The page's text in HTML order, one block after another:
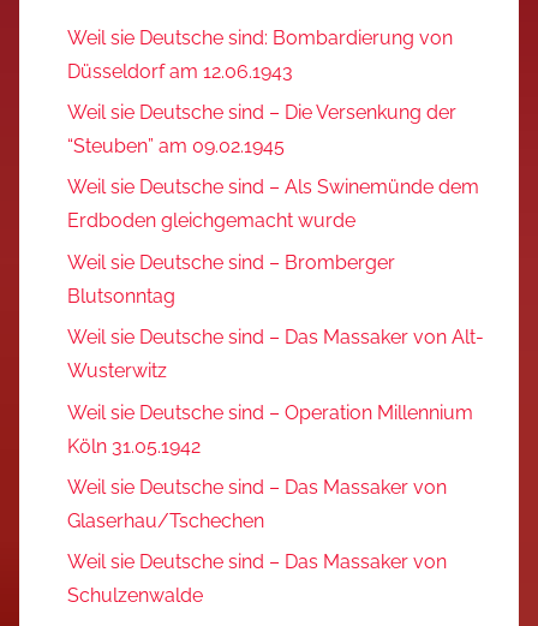
Weil sie Deutsche sind: Bombardierung von
Düsseldorf am 12.06.1943
Weil sie Deutsche sind – Die Versenkung der
“Steuben” am 09.02.1945
Weil sie Deutsche sind – Als Swinemünde dem
Erdboden gleichgemacht wurde
Weil sie Deutsche sind – Bromberger
Blutsonntag
Weil sie Deutsche sind – Das Massaker von Alt-
Wusterwitz
Weil sie Deutsche sind – Operation Millennium
Köln 31.05.1942
Weil sie Deutsche sind – Das Massaker von
Glaserhau/Tschechen
Weil sie Deutsche sind – Das Massaker von
Schulzenwalde